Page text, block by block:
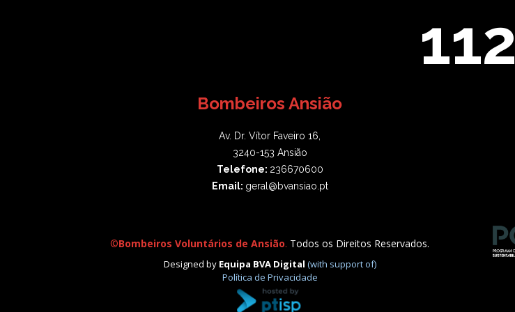
112
Bombeiros Ansião
Av. Dr. Vítor Faveiro 16,
3240-153 Ansião
Telefone: 236670600
Email: geral@bvansiao.pt
©Bombeiros Voluntários de Ansião. Todos os Direitos Reservados.
Designed by Equipa BVA Digital (with support of)
Política de Privacidade